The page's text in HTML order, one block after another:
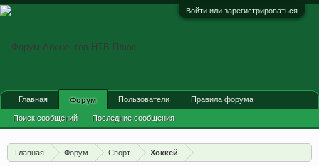
Войти или зарегистрироваться
Главная Форум Спорт Хоккей
Главная Форум
Поиск сообщений Последние сообщения
Пользователи Правила форума